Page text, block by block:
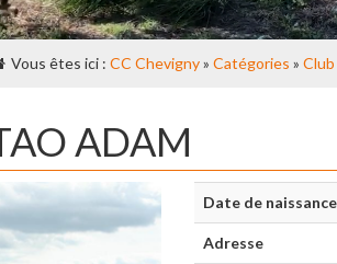
Vous êtes ici : CC Chevigny» Catégories » Club
ADAM
Date de naissance
Adresse